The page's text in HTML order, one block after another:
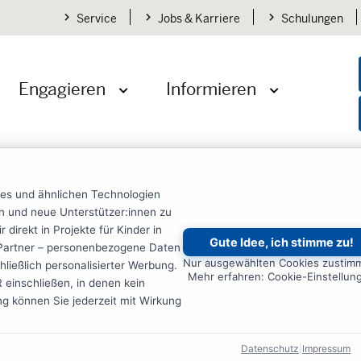
und ähnlichen Technologien
und neue Unterstützer:innen zu
direkt in Projekte für Kinder in
– personenbezogene Daten
personalisierter Werbung.
einschließen, in denen kein
können Sie jederzeit mit Wirkung
Gute Idee, ich stimme zu!
Nur ausgewählten Cookies
Mehr erfahren: Cookie-
Datenschutz Impressum
Service Jobs & Karriere Schulungen
Engagieren Informieren
2026 Bildung
Dorit Stenke zu Besuch
Parcours